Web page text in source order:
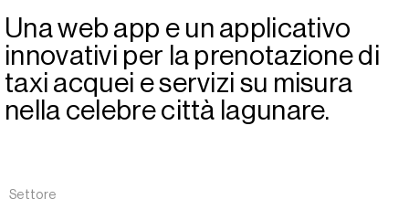
Una web app e un applicativo
innovativi per la prenotazione di
taxi acquei e servizi su misura
nella celebre città lagunare.
Settore